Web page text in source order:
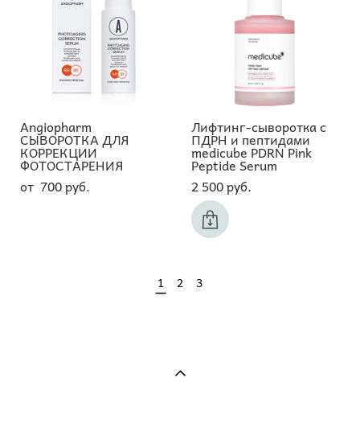
Angiopharm
СЫВОРОТКА ДЛЯ
КОРРЕКЦИИ
ФОТОСТАРЕНИЯ
от 700 pуб.
Лифтинг-сыворотка с
ПДРН и пептидами
medicube PDRN Pink
Peptide Serum
2 500 pуб.
1 2 3